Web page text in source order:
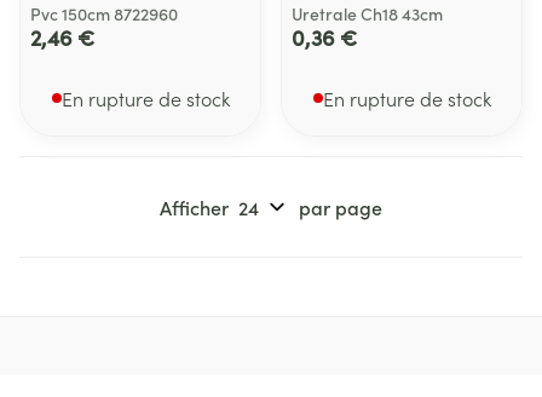
Pvc 150cm 8722960
2,46 €
En rupture de stock
Uretrale Ch18 43cm
0,36 €
En rupture de stock
Afficher par page